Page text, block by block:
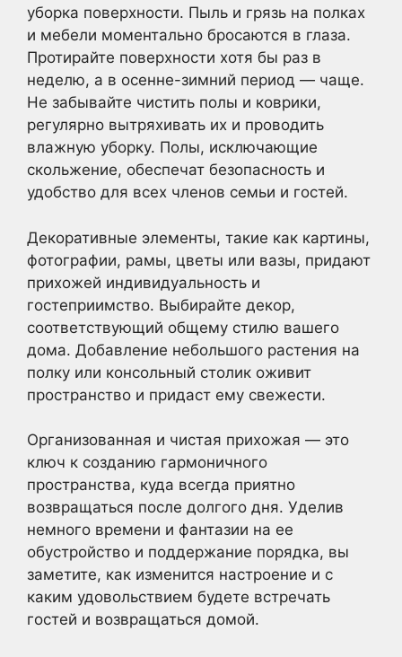
уборка поверхности. Пыль и грязь на полках
и мебели моментально бросаются в глаза.
Протирайте поверхности хотя бы раз в
неделю, а в осенне-зимний период — чаще.
Не забывайте чистить полы и коврики,
регулярно вытряхивать их и проводить
влажную уборку. Полы, исключающие
скольжение, обеспечат безопасность и
удобство для всех членов семьи и гостей.
Декоративные элементы, такие как картины,
фотографии, рамы, цветы или вазы, придают
прихожей индивидуальность и
гостеприимство. Выбирайте декор,
соответствующий общему стилю вашего
дома. Добавление небольшого растения на
полку или консольный столик оживит
пространство и придаст ему свежести.
Организованная и чистая прихожая — это
ключ к созданию гармоничного
пространства, куда всегда приятно
возвращаться после долгого дня. Уделив
немного времени и фантазии на ее
обустройство и поддержание порядка, вы
заметите, как изменится настроение и с
каким удовольствием будете встречать
гостей и возвращаться домой.